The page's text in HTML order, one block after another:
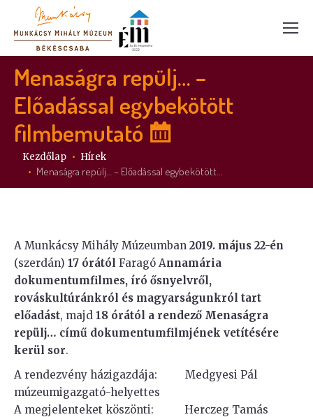
Menaságra repülj… –
Előadással egybekötött
filmbemutató
Itt vagy:
Kezdőlap Hírek
Menaságra repülj… – Előadással egybekötött…
A Munkácsy Mihály Múzeumban 2019. május 22-én
(szerdán) 17 órától Faragó Annamária
dokumentumfilmes, író ősnyelvről,
rováskultúránkról és magyarságunkról tart
előadást, majd 18 órától a rendező Menaságra
repülj… című dokumentumfilmjének vetítésére
kerül sor.
A rendezvény házigazdája: Medgyesi Pál
múzeumigazgató-helyettes
A megjelenteket köszönti: Herczeg Tamás